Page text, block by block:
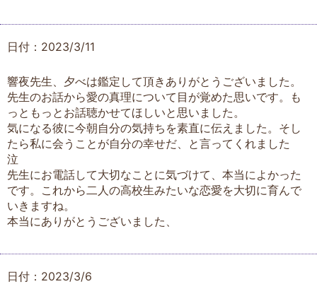
日付：2023/3/11
響夜先生、夕べは鑑定して頂きありがとうございました。
先生のお話から愛の真理について目が覚めた思いです。も
っともっとお話聴かせてほしいと思いました。
気になる彼に今朝自分の気持ちを素直に伝えました。そし
たら私に会うことが自分の幸せだ、と言ってくれました
泣
先生にお電話して大切なことに気づけて、本当によかった
です。これから二人の高校生みたいな恋愛を大切に育んで
いきますね。
本当にありがとうございました、
日付：2023/3/6